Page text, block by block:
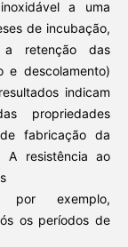
a uma
de incubação,
a retenção das
e descolamento)
indicam
propriedades
fabricação da
resistência ao
exemplo,
os períodos de